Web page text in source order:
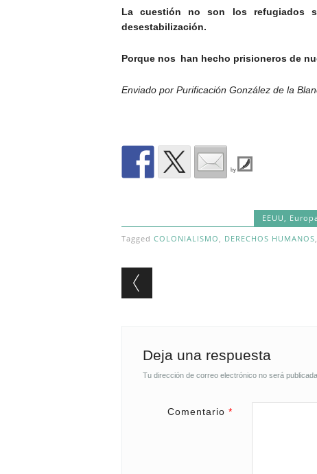
La cuestión no son los refugiados
desestabilización.
Porque nos han hecho prisioneros de
Enviado por Purificación González de la
by
EEUU
Tagged COLONIALISMO DERECHOS HUMANOS
Post navigation
Deja una respuesta
Tu dirección de correo electrónico no será publicada.
Comentario*